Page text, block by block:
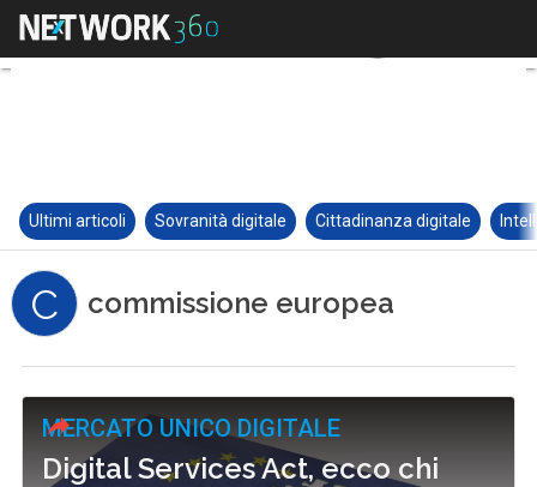
Ultimi articoli Sovranità digitale Cittadinanza digitale
C commissione europea
MERCATO UNICO DIGITALE
Digital Services Act, ecco chi